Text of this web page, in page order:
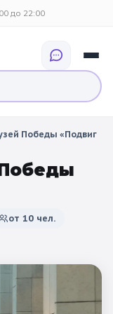
до 22:00
КАНИКУЛАМ
Осенние
Летние
СОБЫТИЙНЫЕ
🍂 Осенние
Новогодние
Весенние
каникулы
🎓 Выпускные
Победы «Подвиг
от 10 чел.